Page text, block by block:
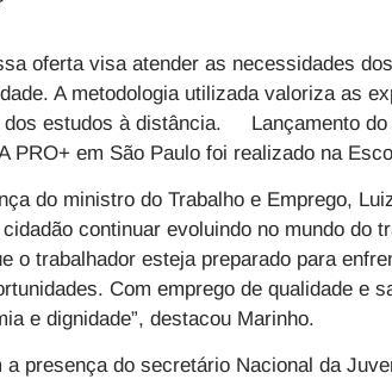
oferta visa atender as necessidades
A metodologia utilizada valoriza as
dos estudos à distância. Lançamento do
PRO+ em São Paulo foi realizado na
do ministro do Trabalho e Emprego,
continuar evoluindo no mundo
o trabalhador esteja preparado para
Com emprego de qualidade e
e dignidade”, destacou Marinho.
presença do secretário Nacional da